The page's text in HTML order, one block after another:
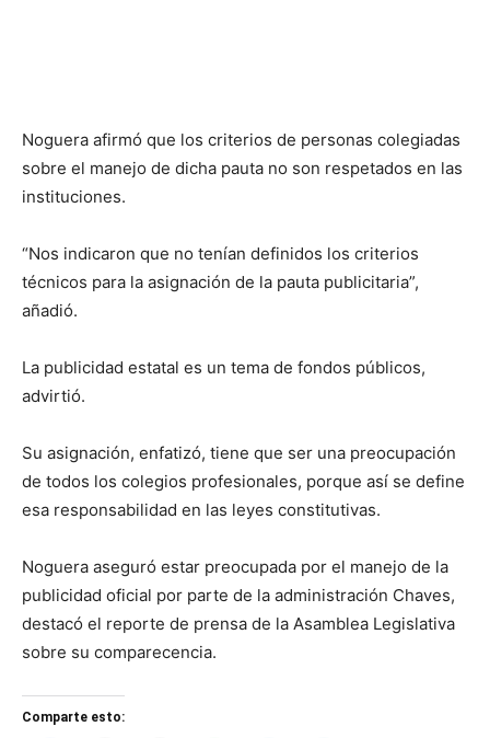
Noguera afirmó que los criterios de personas colegiadas
sobre el manejo de dicha pauta no son respetados en las
instituciones.
“Nos indicaron que no tenían definidos los criterios
técnicos para la asignación de la pauta publicitaria”,
añadió.
La publicidad estatal es un tema de fondos públicos,
advirtió.
Su asignación, enfatizó, tiene que ser una preocupación
de todos los colegios profesionales, porque así se define
esa responsabilidad en las leyes constitutivas.
Noguera aseguró estar preocupada por el manejo de la
publicidad oficial por parte de la administración Chaves,
destacó el reporte de prensa de la Asamblea Legislativa
sobre su comparecencia.
Comparte esto: